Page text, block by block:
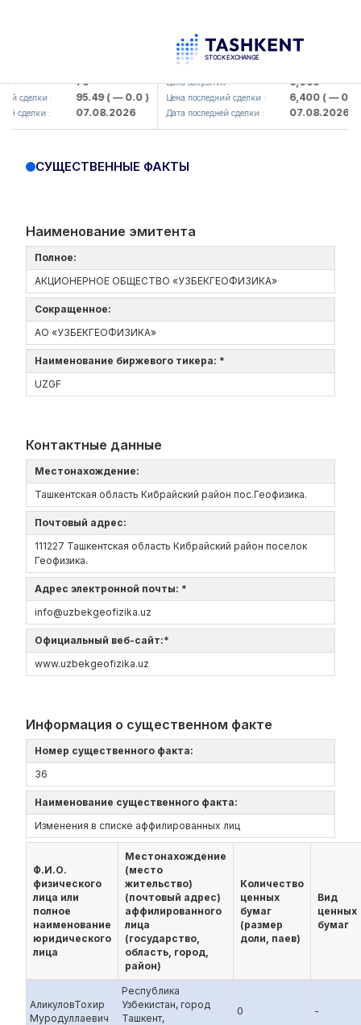
: 79
сделки : 95.49( — 0.0 )
сделки : 07.08.2026
UZMK (<O'zmetkombinat> AJ)
Цена закрытия : 6,099
Цена последний сделки : 6,400( — 0.0 )
Дата последней сделки : 07.08.2026
СУЩЕСТВЕННЫЕ ФАКТЫ
Наименование эмитента
Полное:
АКЦИОНЕРНОЕ ОБЩЕСТВО «УЗБЕКГЕОФИЗИКА»
Сокращенное:
АО «УЗБЕКГЕОФИЗИКА»
Наименование биржевого тикера: *
UZGF
Контактные данные
Местонахождение:
Ташкентская область Кибрайский район пос.Геофизика.
Почтовый адрес:
111227 Ташкентская область Кибрайский район поселок
Геофизика.
Адрес электронной почты: *
info@uzbekgeofizika.uz
Официальный веб-сайт:*
www.uzbekgeofizika.uz
Информация о существенном факте
Номер существенного факта:
36
Наименование существенного факта:
Изменения в списке аффилированных лиц
Ф.И.О.
физического
лица или
полное
наименование
юридического
лица
Местонахождение
(место
жительство)
(почтовый адрес)
аффилированного
лица
(государство,
область, город,
район)
Количество
ценных
бумаг
(размер
доли, паев)
Вид
ценных
бумаг
АликуловТохир
Муродуллаевич
Республика
Узбекистан, город
Ташкент,
0 -